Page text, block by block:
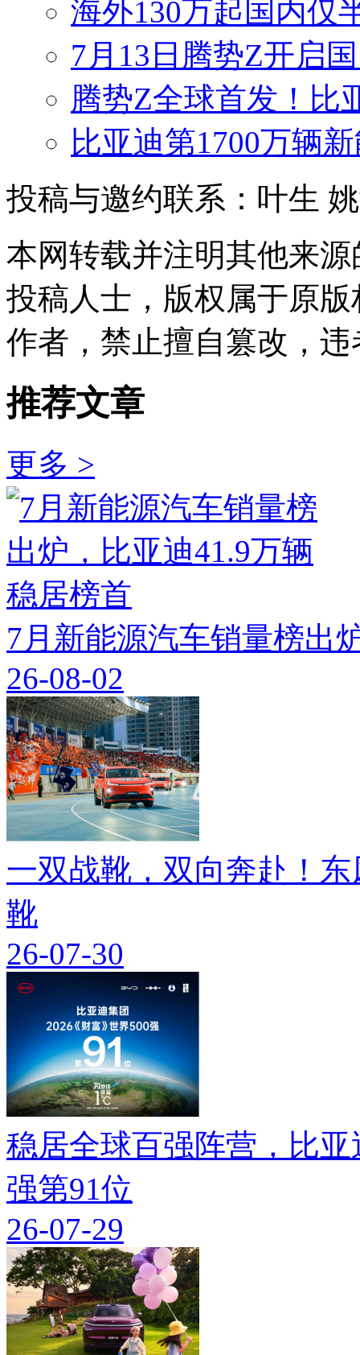
海外130万起国内仅
7月13日腾势Z开启
腾势Z全球首发！比
比亚迪第1700万辆
投稿与邀约联系：叶生
本网转载并注明其他来
投稿人士，版权属于原
作者，禁止擅自篡改，
推荐文章
更多 >
7月新能源汽车销量榜出
26-08-02
一双战靴，双向奔赴！
靴
26-07-30
稳居全球百强阵营，比
强第91位
26-07-29